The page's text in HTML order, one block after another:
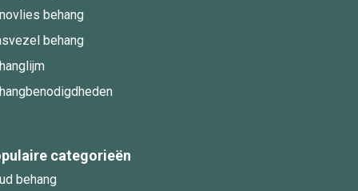
behang
behang
categorieën
behang